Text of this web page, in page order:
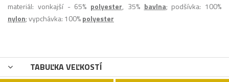
materiál: vonkajší - 65% polyester, 35% bavlna; podšívka: 100%
nylon; vypchávka: 100%polyester
TABUĽKA VEĽKOSTÍ